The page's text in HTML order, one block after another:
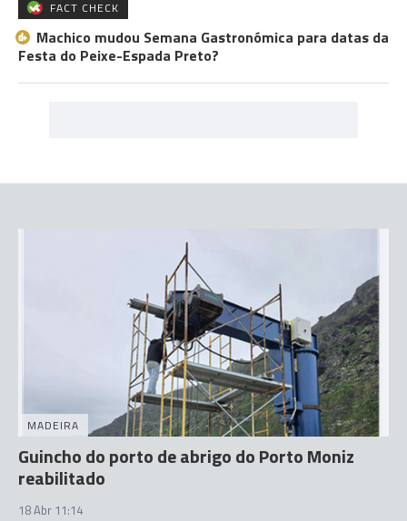
FACT CHECK
Machico mudou Semana Gastronómica para datas da
Festa do Peixe-Espada Preto?
MADEIRA
Guincho do porto de abrigo do Porto Moniz
reabilitado
18 Abr 11:14